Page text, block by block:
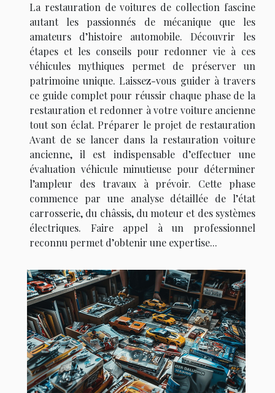
La restauration de voitures de collection fascine
autant les passionnés de mécanique que les
amateurs d’histoire automobile. Découvrir les
étapes et les conseils pour redonner vie à ces
véhicules mythiques permet de préserver un
patrimoine unique. Laissez-vous guider à travers
ce guide complet pour réussir chaque phase de la
restauration et redonner à votre voiture ancienne
tout son éclat. Préparer le projet de restauration
Avant de se lancer dans la restauration voiture
ancienne, il est indispensable d’effectuer une
évaluation véhicule minutieuse pour déterminer
l’ampleur des travaux à prévoir. Cette phase
commence par une analyse détaillée de l’état
carrosserie, du châssis, du moteur et des systèmes
électriques. Faire appel à un professionnel
reconnu permet d’obtenir une expertise...